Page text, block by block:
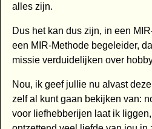
alles zijn.
Dus het kan dus zijn, in een
een MIR-Methode begeleider,
missie verduidelijken over
Nou, ik geef jullie nu alvast
zelf al kunt gaan bekijken van:
voor liefhebberijen laat ik